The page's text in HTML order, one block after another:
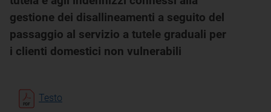
gestione dei disallineamenti a seguito del
passaggio al servizio a tutele graduali per
i clienti domestici non vulnerabili
Testo